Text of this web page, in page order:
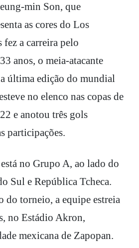
min Son, que
as cores do Los
fez a carreira pelo
anos, o meia-atacante
última edição do mundial
no elenco nas copas de
e anotou três gols
participações.
no Grupo A, ao lado do
Sul e República Tcheca.
do torneio, a equipe estreia
no Estádio Akron,
mexicana de Zapopan.